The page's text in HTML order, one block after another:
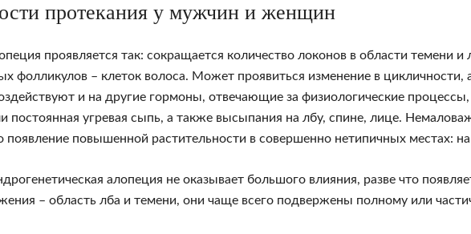
протекания у мужчин и женщин
проявляется так: сокращается количество локонов в области темени
фолликулов – клеток волоса. Может проявиться изменение в цикличности,
и на другие гормоны, отвечающие за физиологические
постоянная угревая сыпь, а также высыпания на лбу, спине, лице.
повышенной растительности в совершенно нетипичных местах:
алопеция не оказывает большого влияния, разве что
– область лба и темени, они чаще всего подвержены полному или